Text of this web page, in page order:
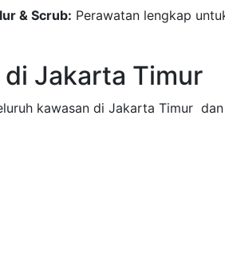
& Scrub: Perawatan lengkap
di Jakarta Timur
kawasan di Jakarta Timur